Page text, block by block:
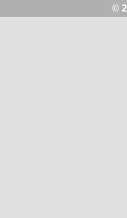
©